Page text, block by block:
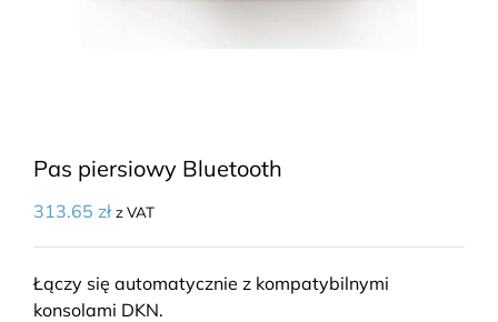
Pas piersiowy Bluetooth
313.65 zł z VAT
Łączy się automatycznie z kompatybilnymi
konsolami DKN.